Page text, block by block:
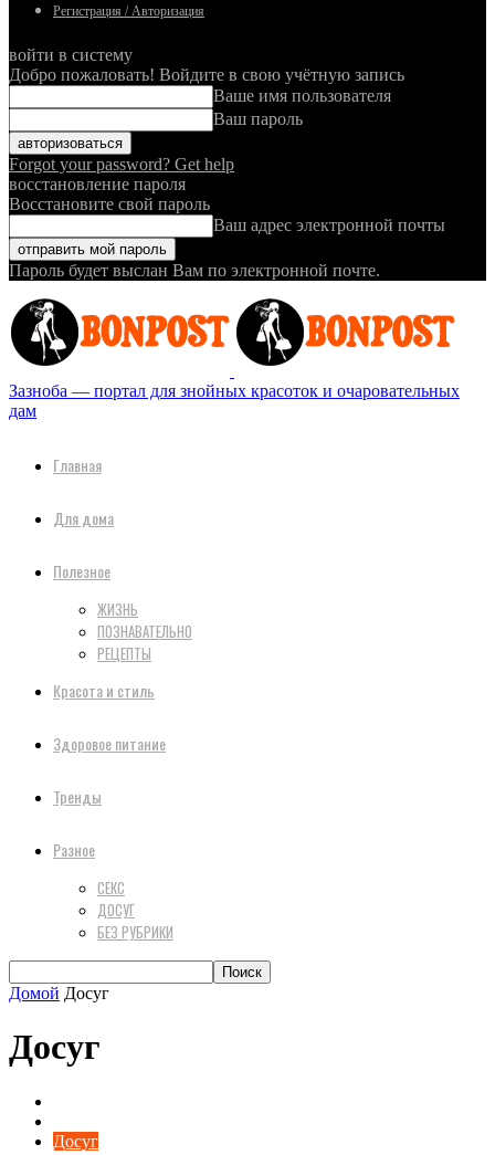
Регистрация / Авторизация
войти в систему
Добро пожаловать! Войдите в свою учётную запись
Ваше имя пользователя
Ваш пароль
Forgot your password? Get help
восстановление пароля
Восстановите свой пароль
Ваш адрес электронной почты
Пароль будет выслан Вам по электронной почте.
Зазноба — портал для знойных красоток и очаровательных
дам
Главная
Для дома
Полезное
ЖИЗНЬ
ПОЗНАВАТЕЛЬНО
РЕЦЕПТЫ
Красота и стиль
Здоровое питание
Тренды
Разное
СЕКС
ДОСУГ
БЕЗ РУБРИКИ
Домой Досуг
Досуг
Досуг